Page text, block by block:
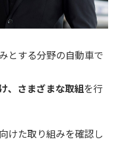
とする分野の自動車で
、さまざまな取組を行
けた取り組みを確認し